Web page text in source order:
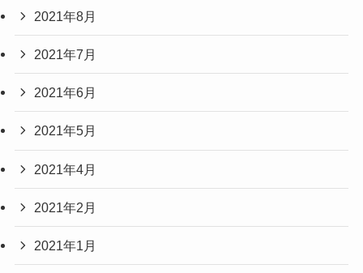
2021年8月
2021年7月
2021年6月
2021年5月
2021年4月
2021年2月
2021年1月